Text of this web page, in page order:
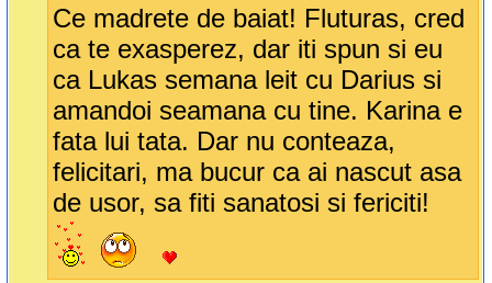
Ce madrete de baiat! Fluturas, cred
ca te exasperez, dar iti spun si eu
ca Lukas semana leit cu Darius si
amandoi seamana cu tine. Karina e
fata lui tata. Dar nu conteaza,
felicitari, ma bucur ca ai nascut asa
de usor, sa fiti sanatosi si fericiti!